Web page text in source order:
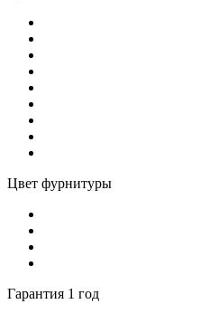
Цвет фурнитуры
Гарантия 1 год